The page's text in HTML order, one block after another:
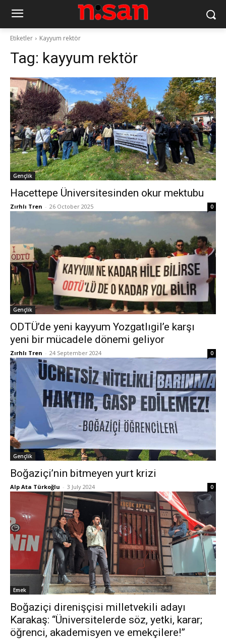
Etiketler Kayyum rektör
Tag: kayyum rektör
Gençlik
Hacettepe Üniversitesinden okur mektubu
Zırhlı Tren - 26 October 2025 0
Gençlik
ODTÜ’de yeni kayyum Yozgatlıgil’e karşı
yeni bir mücadele dönemi geliyor
Zırhlı Tren - 24 September 2024 0
Gençlik
Boğaziçi’nin bitmeyen yurt krizi
Alp Ata Türkoğlu - 3 July 2024 0
Emek
Boğaziçi direnişçisi milletvekili adayı
Karakaş: “Üniversitelerde söz, yetki, karar;
öğrenci, akademisyen ve emekçilere!”